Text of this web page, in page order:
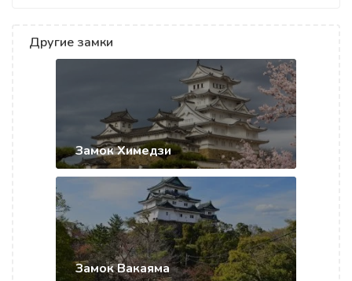
Другие замки
Замок Химедзи
Замок Вакаяма